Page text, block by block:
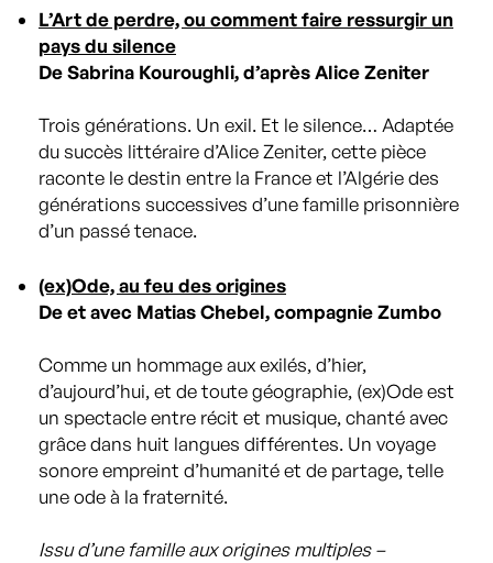
L’Art de perdre, ou comment faire ressurgir un
pays du silence
De Sabrina Kouroughli, d’après Alice Zeniter
Trois générations. Un exil. Et le silence… Adaptée
du succès littéraire d’Alice Zeniter, cette pièce
raconte le destin entre la France et l’Algérie des
générations successives d’une famille prisonnière
d’un passé tenace.
(ex)Ode, au feu des origines
De et avec Matias Chebel, compagnie Zumbo
Comme un hommage aux exilés, d’hier,
d’aujourd’hui, et de toute géographie, (ex)Ode est
un spectacle entre récit et musique, chanté avec
grâce dans huit langues différentes. Un voyage
sonore empreint d’humanité et de partage, telle
une ode à la fraternité.
Issu d’une famille aux origines multiples –